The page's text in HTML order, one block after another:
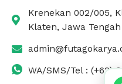
Krenekan 002/005,
Klaten, Jawa Tengah
WA/SMS/Tel : (+62)